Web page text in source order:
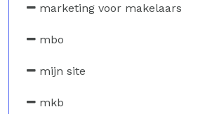
marketing voor makelaars
mbo
mijn site
mkb